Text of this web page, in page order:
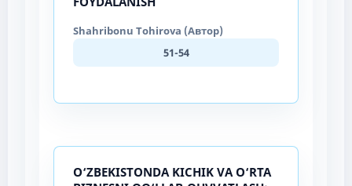
Shahribonu Tohirova (Автор)
51-54
O‘ZBEKISTONDA KICHIK VA O‘RTA